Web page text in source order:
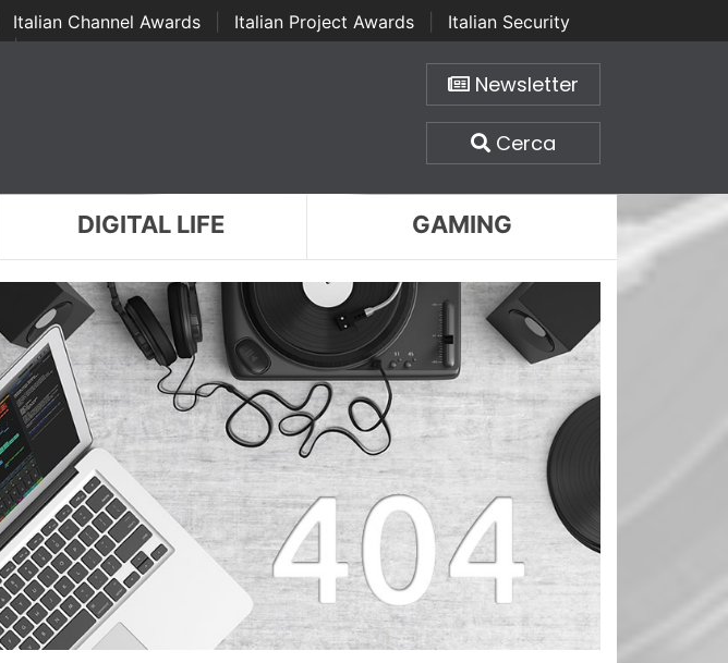
Italian Channel Awards Italian Project Awards
Italian Security
| ...
Newsletter
Cerca
DIGITAL LIFE GAMING